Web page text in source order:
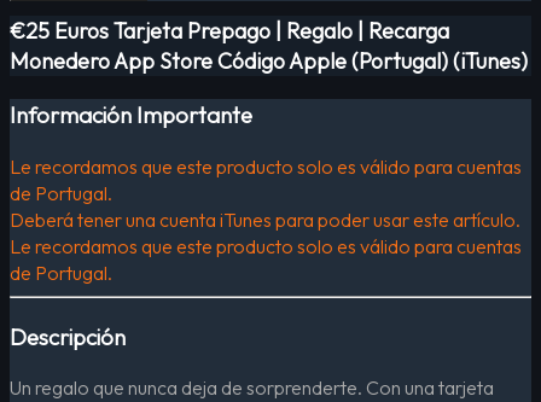
€25 Euros Tarjeta Prepago | Regalo | Recarga
Monedero App Store Código Apple (Portugal) (iTunes)
Información Importante
Le recordamos que este producto solo es válido para cuentas
de Portugal.
Deberá tener una cuenta iTunes para poder usar este artículo.
Le recordamos que este producto solo es válido para cuentas
de Portugal.
Descripción
Un regalo que nunca deja de sorprenderte. Con una tarjeta